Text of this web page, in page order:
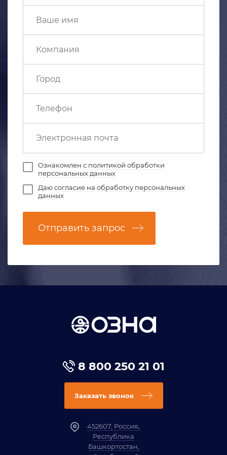
Ознакомлен с политикой обработки
персональных данных
Даюсогласие на обработку персональных
данных
Отправить запрос
8 800 250 21 01
Заказать звонок
452607, Россия,
Республика
Башкортостан,